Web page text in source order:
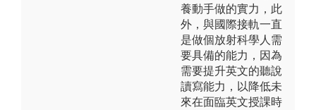
養動手做的實力，此
外，與國際接軌一直
是做個放射科學人需
要具備的能力，因為
需要提升英文的聽說
讀寫能力，以降低未
來在面臨英文授課時